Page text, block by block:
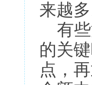
来越多
有些
的关
点，